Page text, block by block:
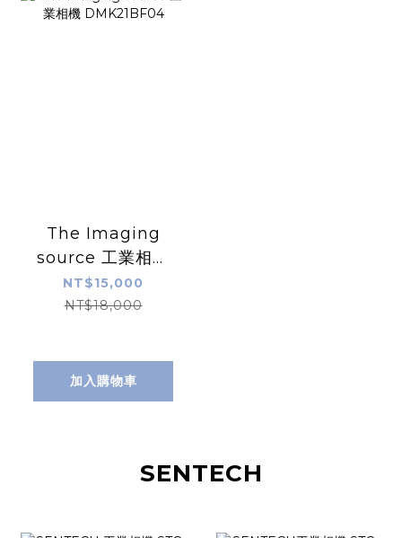
The Imaging
source 工業相機
DMK21BF04
NT$15,000
NT$18,000
加入購物車
SENTECH